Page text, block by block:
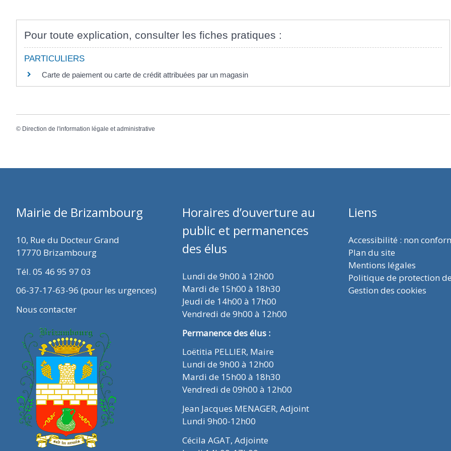
Pour toute explication, consulter les fiches pratiques :
PARTICULIERS
Carte de paiement ou carte de crédit attribuées par un magasin
© Direction de l'information légale et administrative
Mairie de Brizambourg
10, Rue du Docteur Grand
17770 Brizambourg
Tél. 05 46 95 97 03
06-37-17-63-96 (pour les urgences)
Nous contacter
Horaires d’ouverture au
public et permanences
des élus
Lundi de 9h00 à 12h00
Mardi de 15h00 à 18h30
Jeudi de 14h00 à 17h00
Vendredi de 9h00 à 12h00
Permanence des élus :
Loëtitia PELLIER, Maire
Lundi de 9h00 à 12h00
Mardi de 15h00 à 18h30
Vendredi de 09h00 à 12h00
Jean Jacques MENAGER, Adjoint
Lundi 9h00-12h00
Cécila AGAT, Adjointe
Liens
Accessibilité : non
Plan du site
Mentions légales
Politique de protection
Gestion des cookies